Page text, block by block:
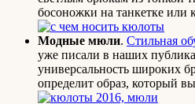
босоножки на танкетке или
Модные мюли. Стильная
уже писали в наших
универсальность широких
определит образ, который вы